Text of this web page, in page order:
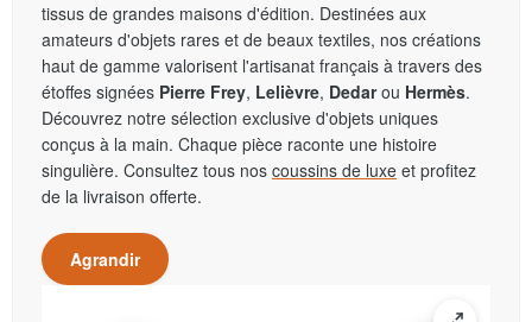
tissus de grandes maisons d'édition. Destinées aux
amateurs d'objets rares et de beaux textiles, nos créations
haut de gamme valorisent l'artisanat français à travers des
étoffes signées Pierre Frey, Lelièvre, Dedarou Hermès.
Découvrez notre sélection exclusive d'objets uniques
conçus à la main. Chaque pièce raconte une histoire
singulière. Consultez tous nos coussins de luxe et profitez
de la livraison offerte.
Agrandir